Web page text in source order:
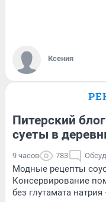
Ксения
Питерский
суеты в
9 часов 783
Модные рецепты
Консервирование
без глутамата